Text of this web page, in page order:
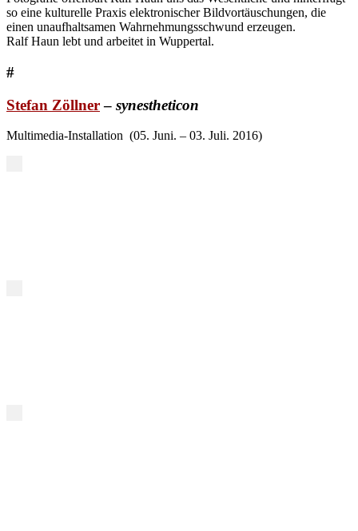
so eine kulturelle Praxis elektronischer Bildvortäuschungen, die
einen unaufhaltsamen Wahrnehmungsschwund erzeugen.
Ralf Haun lebt und arbeitet in Wuppertal.
#
Stefan Zöllner– synestheticon
Multimedia-Installation (05. Juni. – 03. Juli. 2016)